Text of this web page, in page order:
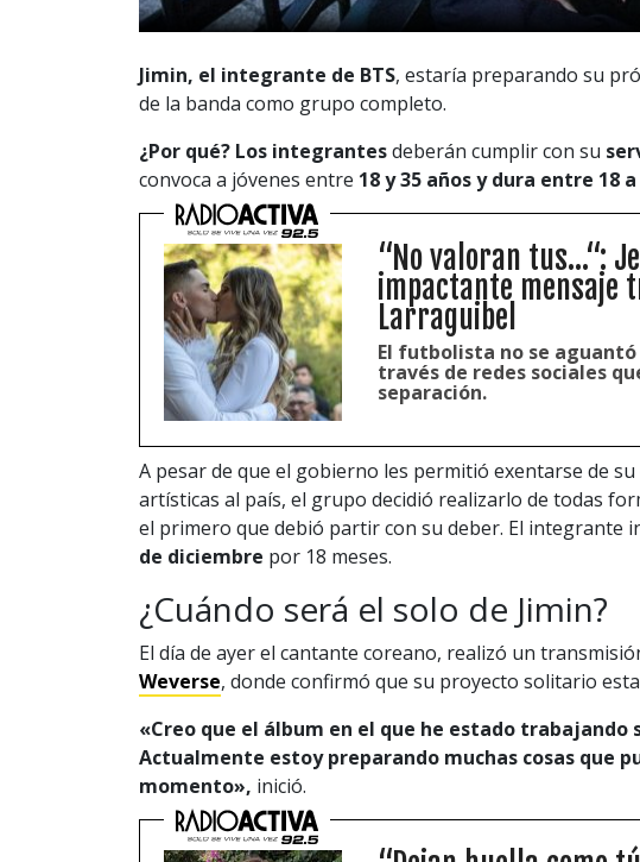
Jimin, el integrante de BTS, estaría preparando su
de la banda como grupo completo.
¿Por qué? Los integrantesdeberán cumplir con su
convoca a jóvenes entre 18 y 35 años y dura entre 18
“No valoran tus...“:
impactante mensaje
Larraguibel
El futbolista no se
través de redes sociales
separación.
A pesar de que el gobierno les permitió exentarse de
artísticas al país, el grupo decidió realizarlo de todas
el primero que debió partir con su deber. El integrante
de diciembre por 18 meses.
¿Cuándo será el solo de Jimin?
El día de ayer el cantante coreano, realizó un
Weverse, donde confirmó que su proyecto solitario
«Creo que el álbum en el que he estado trabajando
Actualmente estoy preparando muchas cosas que
momento», inició.